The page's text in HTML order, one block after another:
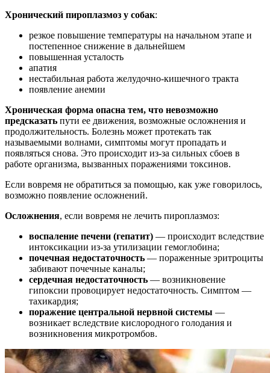
Хронический пироплазмоз у собак:
резкое повышение температуры на начальном этапе и
постепенное снижение в дальнейшем
повышенная усталость
апатия
нестабильная работа желудочно-кишечного тракта
появление анемии
Хроническая форма опасна тем, что невозможно
предсказать пути ее движения, возможные осложнения и
продолжительность. Болезнь может протекать так
называемыми волнами, симптомы могут пропадать и
появляться снова. Это происходит из-за сильных сбоев в
работе организма, вызванных поражениями токсинов.
Если вовремя не обратиться за помощью, как уже говорилось,
возможно появление осложнений.
Осложнения, если вовремя не лечить пироплазмоз:
воспаление печени (гепатит) — происходит вследствие
интоксикации из-за утилизации гемоглобина;
почечная недостаточность — пораженные эритроциты
забивают почечные каналы;
сердечная недостаточность — возникновение
гипоксии провоцирует недостаточность. Симптом —
тахикардия;
поражение центральной нервной системы —
возникает вследствие кислородного голодания и
возникновения микротромбов.